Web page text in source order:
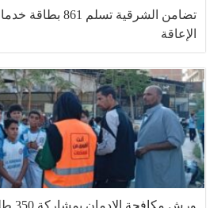
تضامن الشرقية تسلم
الإعاقة
ورش